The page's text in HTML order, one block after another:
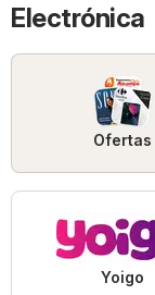
Electrónica
Ofertas
Yoigo